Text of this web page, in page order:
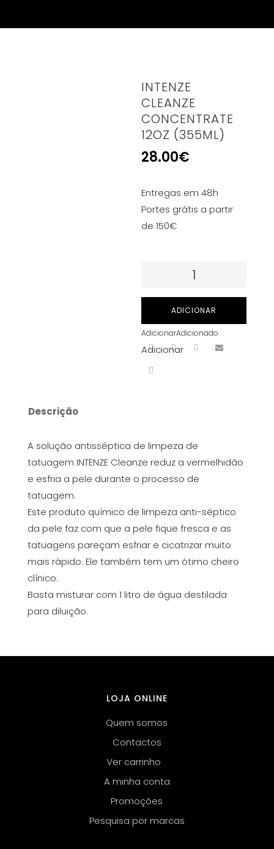
INTENZE
CLEANZE
CONCENTRATE
12OZ (355ML)
28.00€
Entregas em 48h
Portes grátis a partir
de 150€
Quantidade
CONCENTRATE
12OZ
(355ML)
ADICIONAR
AdicionarAdicionado
Adicionar
Descrição
A solução antisséptica de limpeza de
tatuagem INTENZE Cleanze reduz a vermelhidão
e esfria a pele durante o processo de
tatuagem.
Este produto químico de limpeza anti-séptico
da pele faz com que a pele fique fresca e as
tatuagens pareçam esfriar e cicatrizar muito
mais rápido. Ele também tem um ótimo cheiro
clínico.
Basta misturar com 1 litro de água destilada
para diluição.
LOJA ONLINE
Quem somos
Contactos
Ver carrinho
A minha conta
Promoções
Pesquisa por marcas